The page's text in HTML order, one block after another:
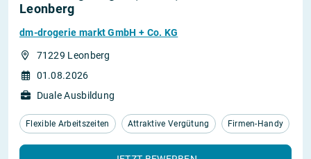
Leonberg
dm-drogerie markt GmbH + Co. KG
71229 Leonberg
01.08.2026
Duale Ausbildung
Flexible Arbeitszeiten Attraktive Vergütung Firmen-Handy